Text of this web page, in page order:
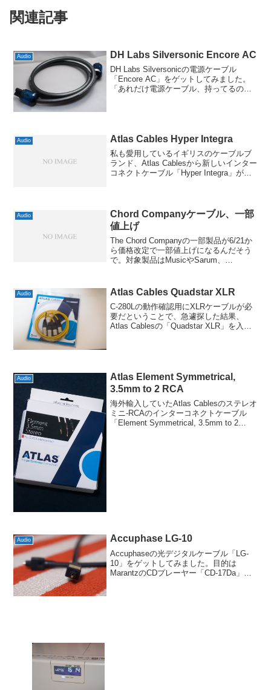
関連記事
Audio DH Labs Silversonic Encore AC
DH Labs Silversonicの電源ケーブル
「Encore AC」をゲットしてみました。
「あれだけ電源ケーブル、持ってるの
Audio Atlas Cables Hyper Integra
私も愛用しているイギリスのケーブルブ
ランド、Atlas Cablesから新しいインター
コネクトケーブル「Hyper Integra」が海
Audio
Chord Companyケーブル、一部
値上げ
The Chord Companyの一部製品が6/21か
ら価格改定で一部値上げになるんだそう
で。対象製品はMusicやSarum、
多そうなClearw...
Audio Atlas Cables Quadstar XLR
C-280Lの動作確認用にXLRケーブルが必
要だということで、急遽探した結果、
Atlas Cablesの「Quadstar XLR」を入手
Audio
Atlas Element Symmetrical,
3.5mm to 2 RCA
海外輸入していたAtlas Cablesのステレオ
ミニ-RCAのインターコネクトケーブル
「Element Symmetrical, 3.5mm to 2
Audio Accuphase LG-10
Accuphaseの光デジタルケーブル「LG-
10」をゲットしてみました。目的は
MarantzのCDプレーヤー「CD-17Da」へ